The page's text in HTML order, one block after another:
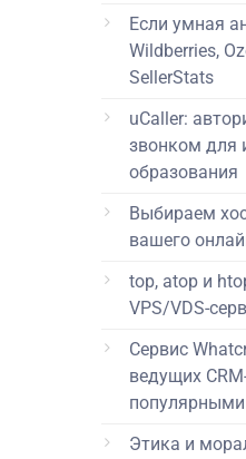
Если умная
Wildberries,
SellerStats
uCaller:
звонком для
образования
Выбираем
вашего
top, atop и
VPS/VDS-
Сервис
ведущих
Этика и